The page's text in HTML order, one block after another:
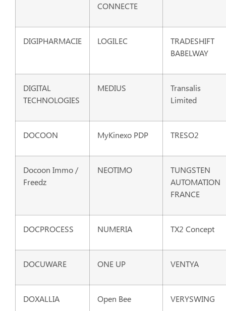
CONNECTE
DIGIPHARMACIE LOGILEC
TRADESHIFT
BABELWAY
DIGITAL
TECHNOLOGIES
MEDIUS
Transalis
Limited
DOCOON MyKinexo PDP TRESO2
Docoon Immo /
Freedz
NEOTIMO
TUNGSTEN
AUTOMATION
FRANCE
DOCPROCESS NUMERIA TX2 Concept
DOCUWARE ONE UP VENTYA
DOXALLIA Open Bee VERYSWING